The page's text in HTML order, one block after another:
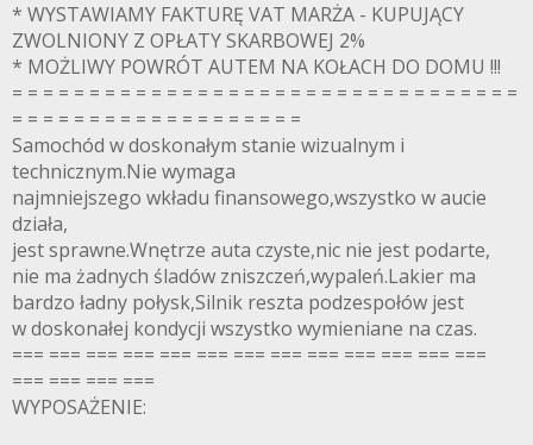
* WYSTAWIAMY FAKTURĘ VAT MARŻA - KUPUJĄCY
ZWOLNIONY Z OPŁATY SKARBOWEJ 2%
* MOŻLIWY POWRÓT AUTEM NA KOŁACH DO DOMU !!!
= = = = = = = = = = = = = = = = = = = = = = = = = = = = = = = = =
= = = = = = = = = = = = = = = = = = =
Samochód w doskonałym stanie wizualnym i
technicznym.Nie wymaga
najmniejszego wkładu finansowego,wszystko w aucie
działa,
jest sprawne.Wnętrze auta czyste,nic nie jest podarte,
nie ma żadnych śladów zniszczeń,wypaleń.Lakier ma
bardzo ładny połysk,Silnik reszta podzespołów jest
w doskonałej kondycji wszystko wymieniane na czas.
=== === === === === === === === === === === === ===
=== === === ===
WYPOSAŻENIE: